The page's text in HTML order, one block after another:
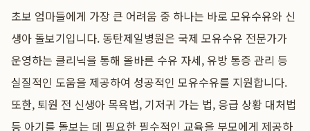
초보 엄마들에게 가장 큰 어려움 중 하나는 바로 모유수유와 신
생아 돌보기입니다. 동탄제일병원은 국제 모유수유 전문가가
운영하는 클리닉을 통해 올바른 수유 자세, 유방 통증 관리 등
실질적인 도움을 제공하여 성공적인 모유수유를 지원합니다.
또한, 퇴원 전 신생아 목욕법, 기저귀 가는 법, 응급 상황 대처법
등 아기를 돌보는 데 필요한 필수적인 교육을 부모에게 제공하